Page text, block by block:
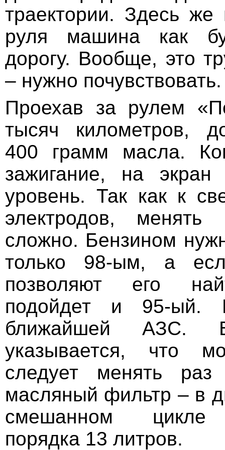
траектории. Здесь же
руля машина как
дорогу. Вообще, это
– нужно почувствовать.
Проехав за рулем
тысяч километров,
400 грамм масла.
зажигание, на экран
уровень. Так как к
электродов, менять
сложно. Бензином
только 98-ым, а
позволяют его
подойдет и 95-ый.
ближайшей АЗС.
указывается, что
следует менять
масляный фильтр – в
смешанном цикле
порядка 13 литров.